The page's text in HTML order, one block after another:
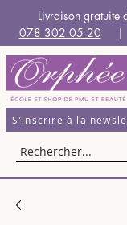
Livraison gratuite
078 302 05 20
S'inscrire à la